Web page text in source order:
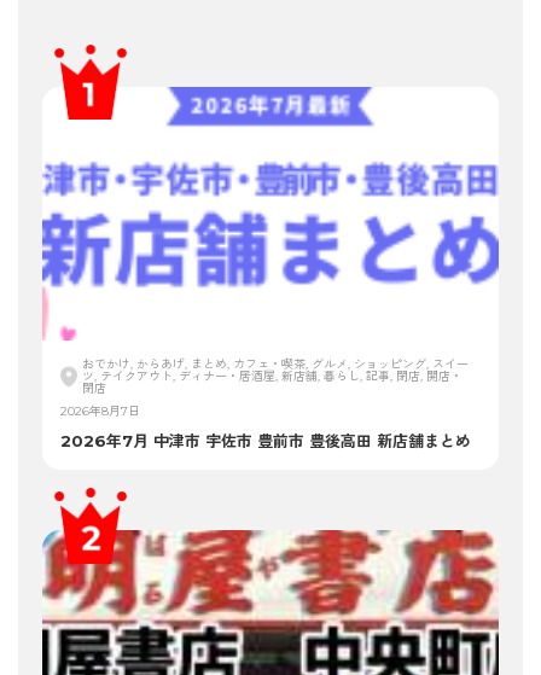
おでかけ, からあげ, まとめ, カフェ・喫茶, グルメ, ショッピング, スイー
ツ, テイクアウト, ディナー・居酒屋, 新店舗, 暮らし, 記事, 閉店, 開店・
閉店
2026年8月7日
2026年7月 中津市 宇佐市 豊前市 豊後高田 新店舗まとめ